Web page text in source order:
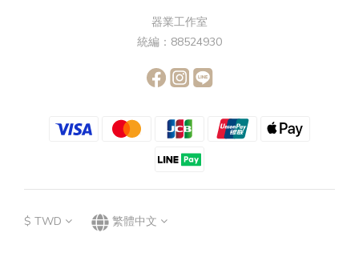
器業工作室
統編：88524930
$ TWD 繁體中文